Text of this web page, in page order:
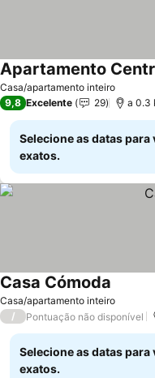
Casa/apartamento inteiro
Apartamento
9,8 Excelente 29 a 0.3
Selecione as datas para
exatos.
Casa/apartamento inteiro
Casa Cómoda
/ Pontuação não disponível
Selecione as datas para
exatos.